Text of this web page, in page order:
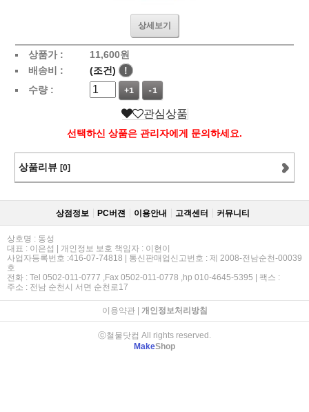
상세보기
상품가 : 11,600원
배송비 :
(조건)
!
수량 :
+1 -1
관심상품
선택하신 상품은 관리자에게 문의하세요.
상품리뷰 [0]
상점정보 PC버젼 이용안내 고객센터 커뮤니티
상호명 : 동성
대표 : 이은섭 | 개인정보 보호 책임자 : 이현이
사업자등록번호 :416-07-74818 | 통신판매업신고번호 : 제 2008-전남순천-00039
호
전화 : Tel 0502-011-0777 ,Fax 0502-011-0778 ,hp 010-4645-5395 | 팩스 :
주소 : 전남 순천시 서면 순천로17
이용약관| 개인정보처리방침
ⓒ철물닷컴 All rights reserved.
MakeShop